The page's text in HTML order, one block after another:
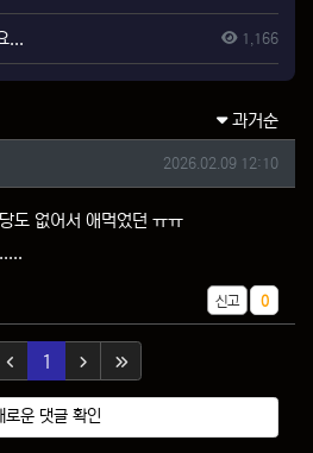
... 1,166
과거순
작성일
2026.02.09 12:10
도 없어서 애먹었던 ㅠㅠ
신고 추천
0
1 (current)
로운 댓글 확인